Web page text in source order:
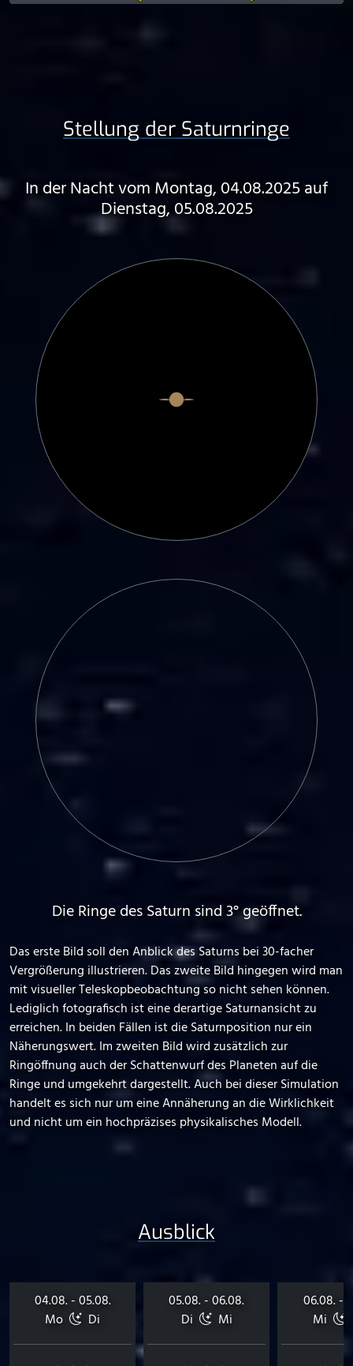
Stellung der Saturnringe
In der Nacht vom Montag, 04.08.2025 auf
Dienstag, 05.08.2025
Die Ringe des Saturn sind 3° geöffnet.
Das erste Bild soll den Anblick des Saturns bei 30-facher
Vergrößerung illustrieren. Das zweite Bild hingegen wird man
mit visueller Teleskopbeobachtung so nicht sehen können.
Lediglich fotografisch ist eine derartige Saturnansicht zu
erreichen. In beiden Fällen ist die Saturnposition nur ein
Näherungswert. Im zweiten Bild wird zusätzlich zur
Ringöffnung auch der Schattenwurf des Planeten auf die
Ringe und umgekehrt dargestellt. Auch bei dieser Simulation
handelt es sich nur um eine Annäherung an die Wirklichkeit
und nicht um ein hochpräzises physikalisches Modell.
Ausblick
04.08. - 05.08.
Mo
Di
05.08. - 06.08.
Di
Mi
06.08. -
Mi